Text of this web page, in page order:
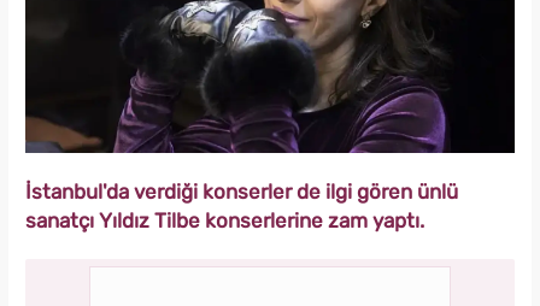
İstanbul'da verdiği konserler de ilgi gören ünlü
sanatçı Yıldız Tilbe konserlerine zam yaptı.